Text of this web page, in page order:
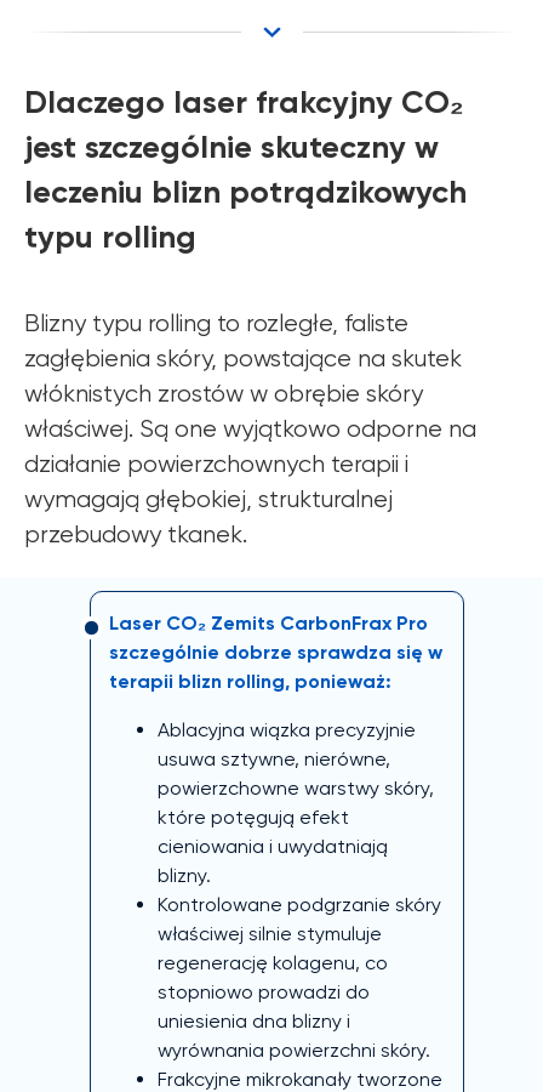
Dlaczego laser frakcyjny CO₂
jest szczególnie skuteczny w
leczeniu blizn potrądzikowych
typu rolling
Blizny typu rolling to rozległe, faliste
zagłębienia skóry, powstające na skutek
włóknistych zrostów w obrębie skóry
właściwej. Są one wyjątkowo odporne na
działanie powierzchownych terapii i
wymagają głębokiej, strukturalnej
przebudowy tkanek.
Laser CO₂ Zemits CarbonFrax Pro
szczególnie dobrze sprawdza się w
terapii blizn rolling, ponieważ:
Ablacyjna wiązka precyzyjnie
usuwa sztywne, nierówne,
powierzchowne warstwy skóry,
które potęgują efekt
cieniowania i uwydatniają
blizny.
Kontrolowane podgrzanie skóry
właściwej silnie stymuluje
regenerację kolagenu, co
stopniowo prowadzi do
uniesienia dna blizny i
wyrównania powierzchni skóry.
Frakcyjne mikrokanały tworzone